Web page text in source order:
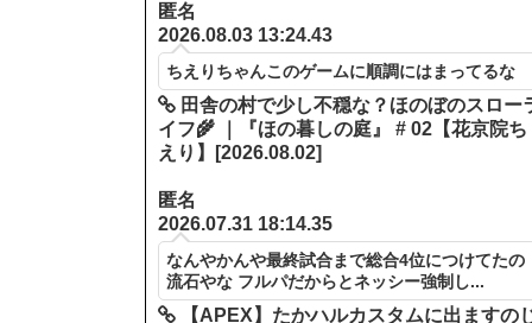
匿名
2026.08.03 13:24.43
ちえりちゃんこのゲームに順調にはまってるな
田舎の村で少し不穏な？ほのぼのスロー
イフ🌾 ｜『ほの暮しの庭』 # 02【花京院ち
えり】[2026.08.02]
匿名
2026.07.31 18:14.35
なんやかんや最終試合まで総合4位につけてたの
流石やな フルパだからとネッシー強制し...
【APEX】たかハルカスタムに出ますの